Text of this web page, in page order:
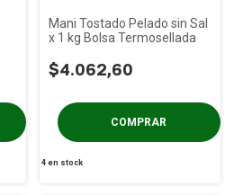
Mani Tostado Pelado sin Sal
x 1 kg Bolsa Termosellada
$4.062,60
4 en stock